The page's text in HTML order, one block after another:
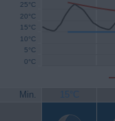
0°C
5°C
10°C
15°C
20°C
25°C
Min. 15°C